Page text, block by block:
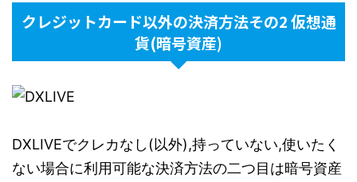
クレジットカード以外の決済方法その2 仮想通
貨(暗号資産)
DXLIVEでクレカなし(以外),持っていない,使いたく
ない場合に利用可能な決済方法の二つ目は暗号資産